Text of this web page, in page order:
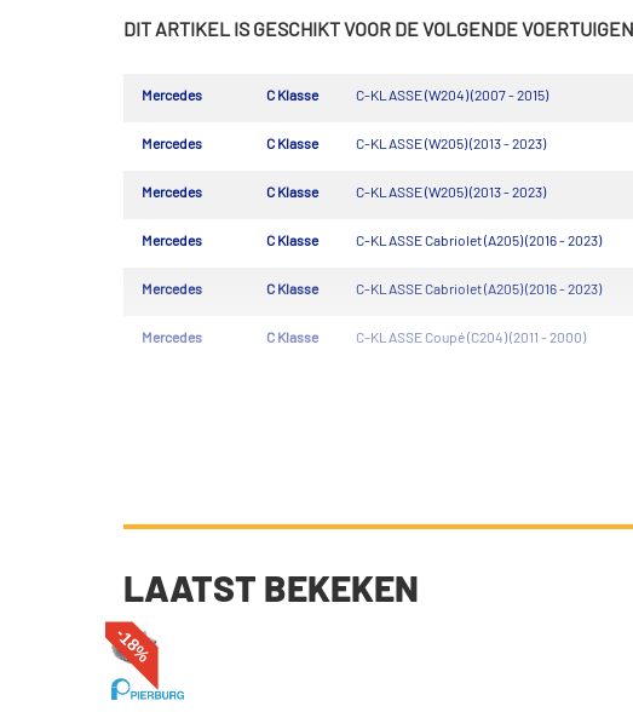
DIT ARTIKEL IS GESCHIKT VOOR DE VOLGENDE VOERTUIGEN
Mercedes C Klasse C-KLASSE (W204) (2007 - 2015)
Mercedes C Klasse C-KLASSE (W205) (2013 - 2023)
Mercedes C Klasse C-KLASSE (W205) (2013 - 2023)
Mercedes C Klasse C-KLASSE Cabriolet (A205) (2016 - 2023)
Mercedes C Klasse C-KLASSE Cabriolet (A205) (2016 - 2023)
Mercedes C Klasse C-KLASSE Coupé (C204) (2011 - 2000)
LAATST BEKEKEN
-18%